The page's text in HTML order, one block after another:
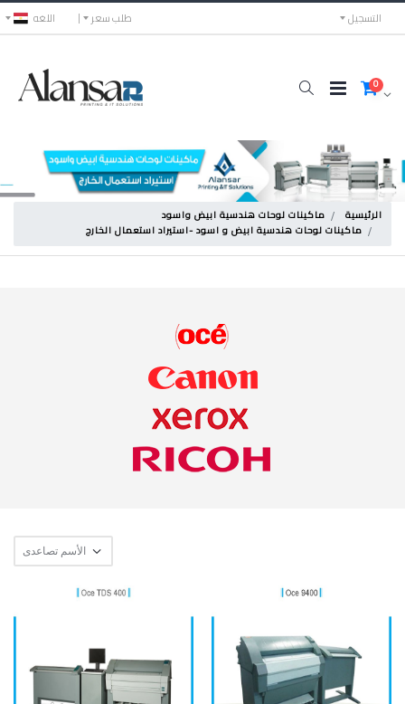
اللغه طلب سعر التسجيل
0
الرئيسية
ماكينات لوحات هندسية ابيض واسود
ماكينات لوحات هندسية ابيض و اسود -استيراد استعمال الخارج